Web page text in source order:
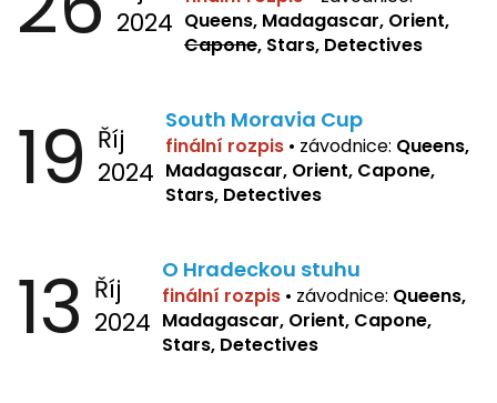
2024 Queens, Madagascar, Orient,
Capone, Stars, Detectives
19 Říj
2024
South Moravia Cup
finální rozpis • závodnice: Queens,
Madagascar, Orient, Capone,
Stars, Detectives
13 Říj
2024
O Hradeckou stuhu
finální rozpis • závodnice: Queens,
Madagascar, Orient, Capone,
Stars, Detectives